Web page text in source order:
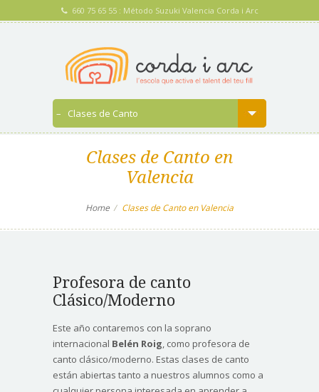
660 75 65 55 : Método Suzuki Valencia Corda i Arc
Clases de Canto en
Valencia
Home Clases de Canto en Valencia
Profesora de canto
Clásico/Moderno
Este año contaremos con la soprano
internacional Belén Roig, como profesora de
canto clásico/moderno. Estas clases de canto
están abiertas tanto a nuestros alumnos como a